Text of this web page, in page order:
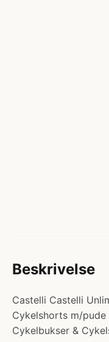
Beskrivelse
Castelli Castelli
Cykelshorts m/
Cykelbukser &